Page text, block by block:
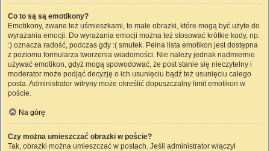
Co to są są emotikony?
Emotikony, zwane też uśmieszkami, to małe obrazki, które mogą być użyte do
wyrażania emocji. Do wyrażania emocji można też stosować krótkie kody, np.
:) oznacza radość, podczas gdy :( smutek. Pełna lista emotikon jest dostępna
z poziomu formularza tworzenia wiadomości. Nie należy jednak nadmiernie
używać emotikon, gdyż mogą spowodować, że post stanie się nieczytelny i
moderator może podjąć decyzję o ich usunięciu bądź też usunięciu całego
posta. Administrator witryny może określić dopuszczalny limit emotikon w
poście.
Na górę
Czy można umieszczać obrazki w poście?
Tak, obrazki można umieszczać w postach. Jeśli administrator włączył